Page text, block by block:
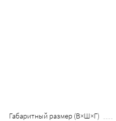
Габаритный размер (В×Ш×Г)